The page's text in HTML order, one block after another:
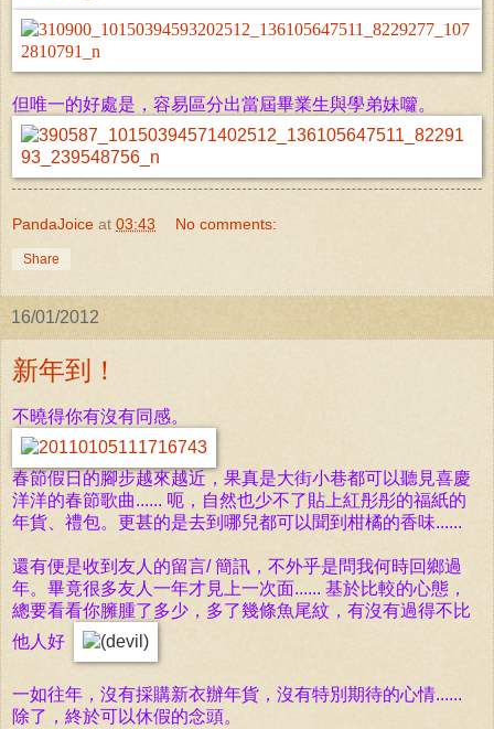
但唯一的好處是，容易區分出當屆畢業生與學弟妹囖。
PandaJoice at 03:43 No comments:
Share
16/01/2012
新年到！
不曉得你有沒有同感。
春節假日的腳步越來越近，果真是大街小巷都可以聽見喜慶
洋洋的春節歌曲...... 呃，自然也少不了貼上紅彤彤的福紙的
年貨、禮包。更甚的是去到哪兒都可以聞到柑橘的香味......
還有便是收到友人的留言/ 簡訊，不外乎是問我何時回鄉過
年。畢竟很多友人一年才見上一次面...... 基於比較的心態，
總要看看你臃腫了多少，多了幾條魚尾紋，有沒有過得不比
他人好
一如往年，沒有採購新衣辦年貨，沒有特別期待的心情......
除了，終於可以休假的念頭。